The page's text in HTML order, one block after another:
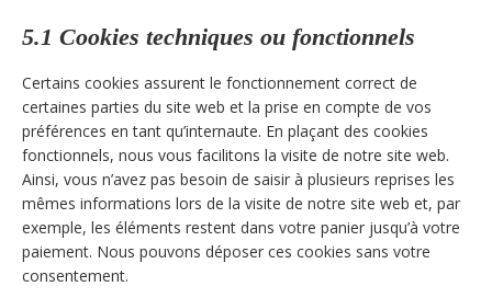
5.1 Cookies techniques ou fonctionnels
Certains cookies assurent le fonctionnement correct de
certaines parties du site web et la prise en compte de vos
préférences en tant qu’internaute. En plaçant des cookies
fonctionnels, nous vous facilitons la visite de notre site web.
Ainsi, vous n’avez pas besoin de saisir à plusieurs reprises les
mêmes informations lors de la visite de notre site web et, par
exemple, les éléments restent dans votre panier jusqu’à votre
paiement. Nous pouvons déposer ces cookies sans votre
consentement.